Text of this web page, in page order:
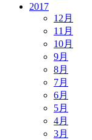
2017
12月
11月
10月
9月
8月
7月
6月
5月
4月
3月